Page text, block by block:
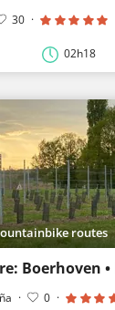
30 ·
02h18
routes
· 0 ·